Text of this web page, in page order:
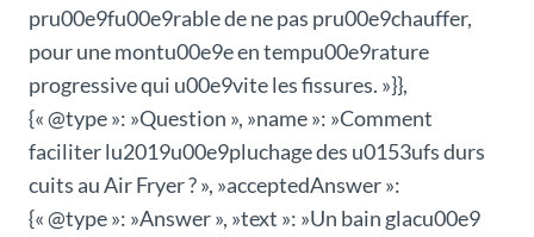
pru00e9fu00e9rable de ne pas pru00e9chauffer,
pour une montu00e9e en tempu00e9rature
progressive qui u00e9vite les fissures. »}},
{« @type »: »Question », »name »: »Comment
faciliter lu2019u00e9pluchage des u0153ufs durs
cuits au Air Fryer ? », »acceptedAnswer »:
{« @type »: »Answer », »text »: »Un bain glacu00e9